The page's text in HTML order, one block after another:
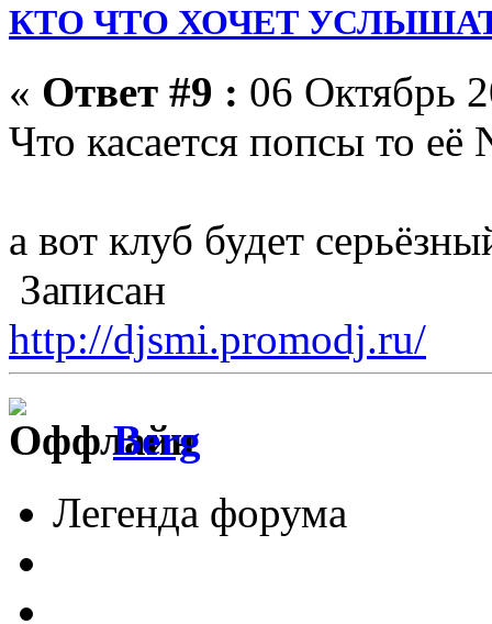
КТО ЧТО ХОЧЕТ
« Ответ #9 : 06 Октябрь
Что касается попсы то
а вот клуб будет
Записан
http://djsmi.promodj.ru/
Berg
Легенда форума